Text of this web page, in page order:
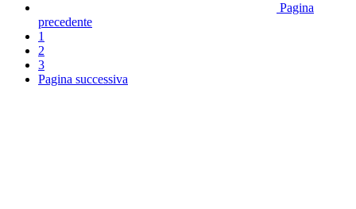
Pagina
precedente
1
2
3
Pagina successiva